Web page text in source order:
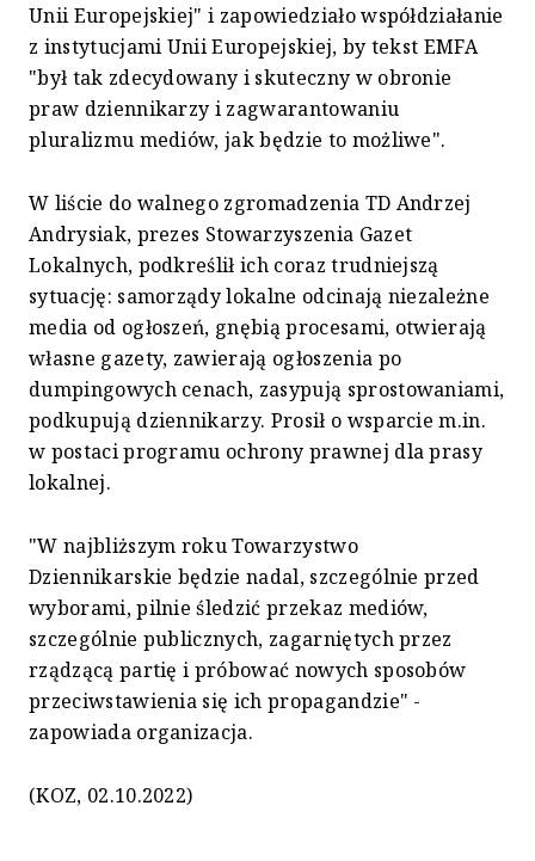
Unii Europejskiej" i zapowiedziało współdziałanie
z instytucjami Unii Europejskiej, by tekst EMFA
"był tak zdecydowany i skuteczny w obronie
praw dziennikarzy i zagwarantowaniu
pluralizmu mediów, jak będzie to możliwe".
W liście do walnego zgromadzenia TD Andrzej
Andrysiak, prezes Stowarzyszenia Gazet
Lokalnych, podkreślił ich coraz trudniejszą
sytuację: samorządy lokalne odcinają niezależne
media od ogłoszeń, gnębią procesami, otwierają
własne gazety, zawierają ogłoszenia po
dumpingowych cenach, zasypują sprostowaniami,
podkupują dziennikarzy. Prosił o wsparcie m.in.
w postaci programu ochrony prawnej dla prasy
lokalnej.
"W najbliższym roku Towarzystwo
Dziennikarskie będzie nadal, szczególnie przed
wyborami, pilnie śledzić przekaz mediów,
szczególnie publicznych, zagarniętych przez
rządzącą partię i próbować nowych sposobów
przeciwstawienia się ich propagandzie" -
zapowiada organizacja.
(KOZ, 02.10.2022)